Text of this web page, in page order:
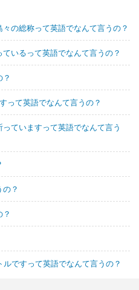
の総称って英語でなんて言うの？
いるって英語でなんて言うの？
って英語でなんて言うの？
ていますって英語でなんて言う
？
ですって英語でなんて言うの？